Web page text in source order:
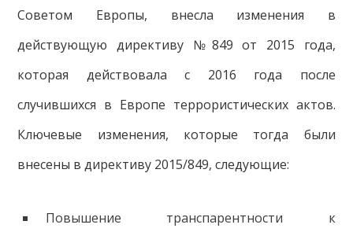
Советом Европы, внесла изменения в
действующую директиву №849 от 2015 года,
которая действовала с 2016 года после
случившихся в Европе террористических актов.
Ключевые изменения, которые тогда были
внесены в директиву 2015/849, следующие:
Повышение транспарентности к